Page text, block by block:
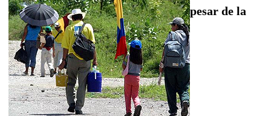
pesar de la